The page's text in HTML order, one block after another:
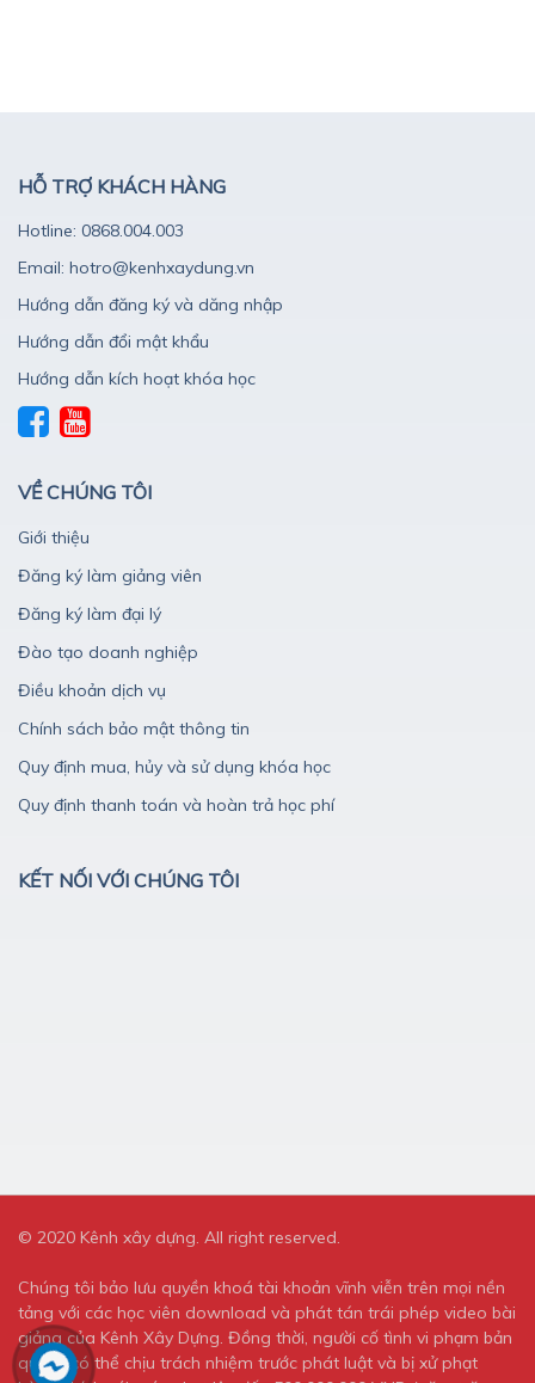
HỖ TRỢ KHÁCH HÀNG
Hotline: 0868.004.003
Email: hotro@kenhxaydung.vn
Hướng dẫn đăng ký và dăng nhập
Hướng dẫn đổi mật khẩu
Hướng dẫn kích hoạt khóa học
VỀ CHÚNG TÔI
Giới thiệu
Đăng ký làm giảng viên
Đăng ký làm đại lý
Đào tạo doanh nghiệp
Điều khoản dịch vụ
Chính sách bảo mật thông tin
Quy định mua, hủy và sử dụng khóa học
Quy định thanh toán và hoàn trả học phí
KẾT NỐI VỚI CHÚNG TÔI
© 2020 Kênh xây dựng. All right reserved.
Chúng tôi bảo lưu quyền khoá tài khoản vĩnh viễn trên mọi nền
tảng với các học viên download và phát tán trái phép video bài
giảng của Kênh Xây Dựng. Đồng thời, người cố tình vi phạm bản
quyền có thể chịu trách nhiệm trước phát luật và bị xử phạt